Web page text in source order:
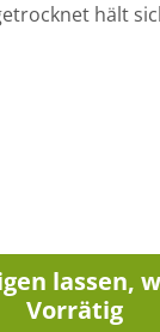
hält
lassen,
Vorrätig